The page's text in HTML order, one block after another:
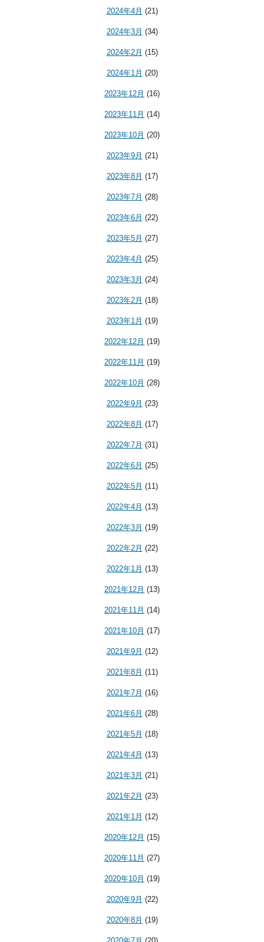
2024年4月 (21)
2024年3月 (34)
2024年2月 (15)
2024年1月 (20)
2023年12月 (16)
2023年11月 (14)
2023年10月 (20)
2023年9月 (21)
2023年8月 (17)
2023年7月 (28)
2023年6月 (22)
2023年5月 (27)
2023年4月 (25)
2023年3月 (24)
2023年2月 (18)
2023年1月 (19)
2022年12月 (19)
2022年11月 (19)
2022年10月 (28)
2022年9月 (23)
2022年8月 (17)
2022年7月 (31)
2022年6月 (25)
2022年5月 (11)
2022年4月 (13)
2022年3月 (19)
2022年2月 (22)
2022年1月 (13)
2021年12月 (13)
2021年11月 (14)
2021年10月 (17)
2021年9月 (12)
2021年8月 (11)
2021年7月 (16)
2021年6月 (28)
2021年5月 (18)
2021年4月 (13)
2021年3月 (21)
2021年2月 (23)
2021年1月 (12)
2020年12月 (15)
2020年11月 (27)
2020年10月 (19)
2020年9月 (22)
2020年8月 (19)